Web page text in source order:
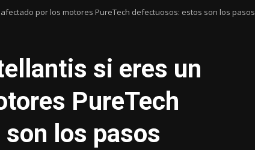
por los motores PureTech defectuosos: estos son los pasos
si eres un
PureTech
los pasos